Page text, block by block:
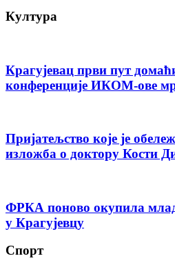
Култура
Крагујевац први пут
конференције ИКОМ-ове
Пријатељство које је
изложба о доктору Кости
ФРКА поново окупила
у Крагујевцу
Спорт